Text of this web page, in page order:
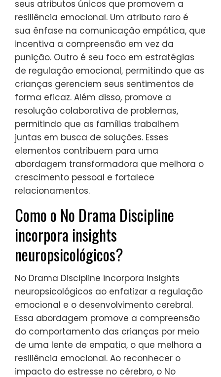
estabelecendo confiança e compreensão.
Em última análise, transforma a disciplina
em uma oportunidade de aprendizado em
vez de uma medida punitiva.
Quais atributos raros fazem
o No Drama Discipline se
destacar?
No Drama Discipline se destaca devido aos
seus atributos únicos que promovem a
resiliência emocional. Um atributo raro é
incentiva a compreensão em vez da
punição. Outro é seu foco em estratégias
de regulação emocional, permitindo que as
crianças gerenciem seus sentimentos de
forma eficaz. Além disso, promove a
resolução colaborativa de problemas,
permitindo que as famílias trabalhem
juntas em busca de soluções. Esses
elementos contribuem para uma
abordagem transformadora que melhora o
crescimento pessoal e fortalece
relacionamentos.